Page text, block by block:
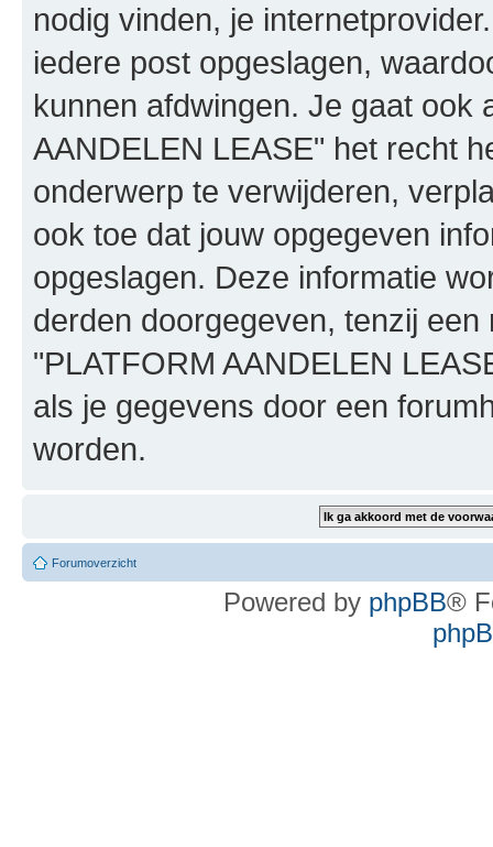
nodig vinden, je
iedere post opgeslagen,
kunnen afdwingen. Je gaat ook
AANDELEN LEASE" het recht
onderwerp te verwijderen,
ook toe dat jouw opgegeven
opgeslagen. Deze informatie
derden doorgegeven, tenzij
"PLATFORM AANDELEN
als je gegevens door een
worden.
Forumoverzicht
Powered by phpBB®